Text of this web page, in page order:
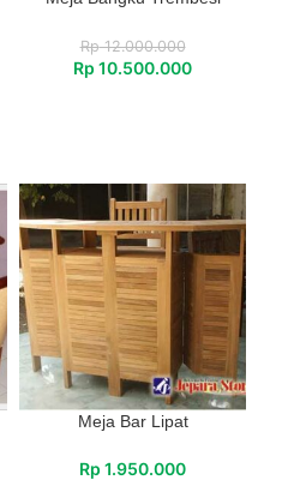
Rp12.000.000
Rp 10.500.000
Meja Bar Lipat
Rp 1.950.000